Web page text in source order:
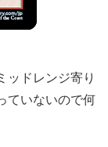
ッドレンジ寄り
ていないので何